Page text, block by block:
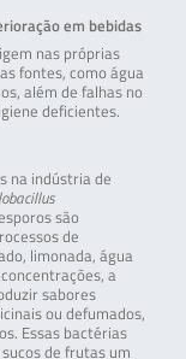
em bebidas
nas próprias
fontes, como água
além de falhas no
deficientes.
na indústria de
são
de
limonada, água
a
sabores
ou defumados,
Essas bactérias
de frutas um